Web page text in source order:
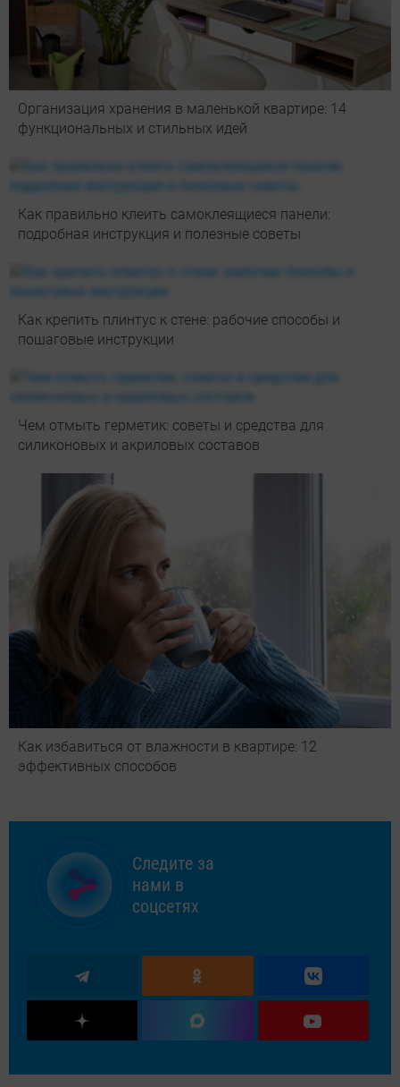
Организация хранения в маленькой квартире: 14
функциональных и стильных идей
Как правильно клеить самоклеящиеся панели:
подробная инструкция и полезные советы
Как крепить плинтус к стене: рабочие способы и
пошаговые инструкции
Чем отмыть герметик: советы и средства для
силиконовых и акриловых составов
Как избавиться от влажности в квартире: 12
эффективных способов
Следите за
нами в
соцсетях